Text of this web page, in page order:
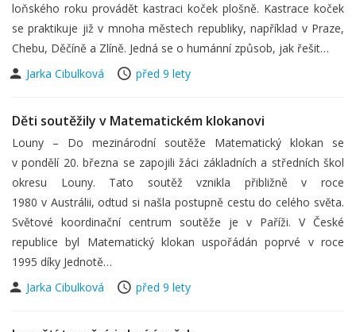
loňského roku provádět kastraci koček plošně. Kastrace koček
se praktikuje již v mnoha městech republiky, například v Praze,
Chebu, Děčíně a Zlíně. Jedná se o humánní způsob, jak řešit…
Jarka Cibulková
před 9 lety
Děti soutěžily v Matematickém klokanovi
Louny – Do mezinárodní soutěže Matematický klokan se
v pondělí 20. března se zapojili žáci základních a středních škol
okresu Louny. Tato soutěž vznikla přibližně v roce
1980 v Austrálii, odtud si našla postupně cestu do celého světa.
Světové koordinační centrum soutěže je v Paříži. V České
republice byl Matematický klokan uspořádán poprvé v roce
1995 díky Jednotě…
Jarka Cibulková
před 9 lety